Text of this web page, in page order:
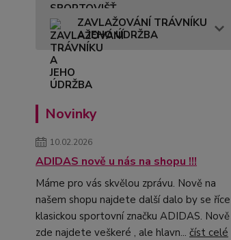
ZAVLAŽOVÁNÍ TRÁVNÍKU
A JEHO ÚDRŽBA
Novinky
10.02.2026
ADIDAS nově u nás na shopu !!!
Máme pro vás skvělou zprávu. Nově na
našem shopu najdete další dalo by se říce
klasickou sportovní značku ADIDAS. Nově
zde najdete veškeré , ale hlavn... číst celé